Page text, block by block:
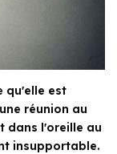
qu'elle est
réunion au
dans l'oreille au
insupportable.